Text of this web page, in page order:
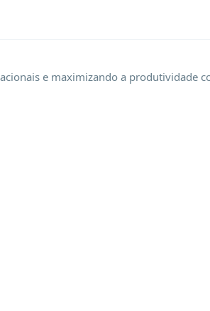
e maximizando a produtividade